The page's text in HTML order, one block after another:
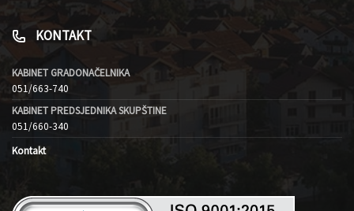
KONTAKT
KABINET GRADONAČELNIKA
051/663-740
KABINET PREDSJEDNIKA SKUPŠTINE
051/660-340
Kontakt